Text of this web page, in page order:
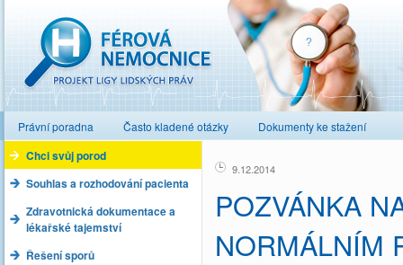
Právní poradna Často kladené otázky Dokumenty ke stažení
Chci svůj porod
Souhlas a rozhodování pacienta
Zdravotnická dokumentace a
lékařské tajemství
Řešení sporů
9.12.2014
POZVÁNKA
NORMÁLNÍM